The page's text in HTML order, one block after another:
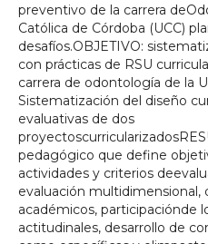
preventivo de la carrera
Católica de Córdoba (UCC)
desafíos.OBJETIVO:
con prácticas de RSU
carrera de odontología de la
Sistematización del diseño
evaluativas de dos
pedagógico que define
actividades y criterios
evaluación multidimensional,
académicos, participaciónde
actitudinales, desarrollo de